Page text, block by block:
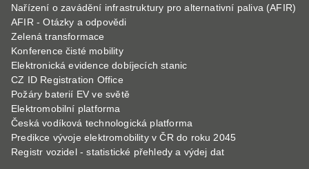
Nařízení o zavádění infrastruktury pro alternativní paliva (AFIR)
AFIR - Otázky a odpovědi
Zelená transformace
Konference čisté mobility
Elektronická evidence dobíjecích stanic
CZ ID Registration Office
Požáry baterií EV ve světě
Elektromobilní platforma
Česká vodíková technologická platforma
Predikce vývoje elektromobility v ČR do roku 2045
Registr vozidel - statistické přehledy a výdej dat